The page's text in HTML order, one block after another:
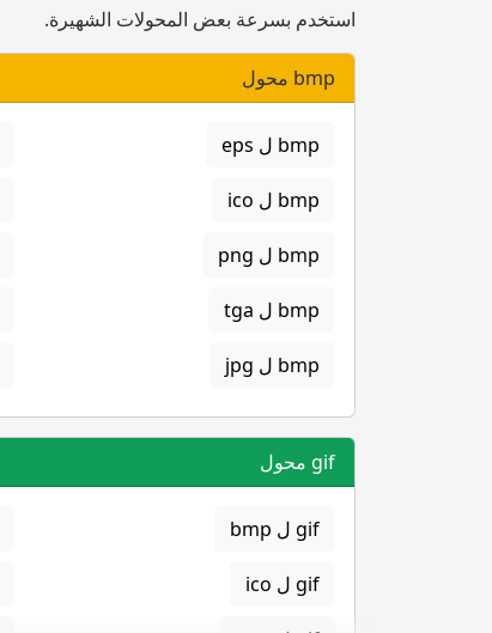
استخدم بسرعة بعض المحولات الشهيرة.
bmp محول
bmp ل eps
bmp ل ico
bmp ل png
bmp ل tga
bmp ل jpg
gif محول
gif ل bmp
gif ل ico